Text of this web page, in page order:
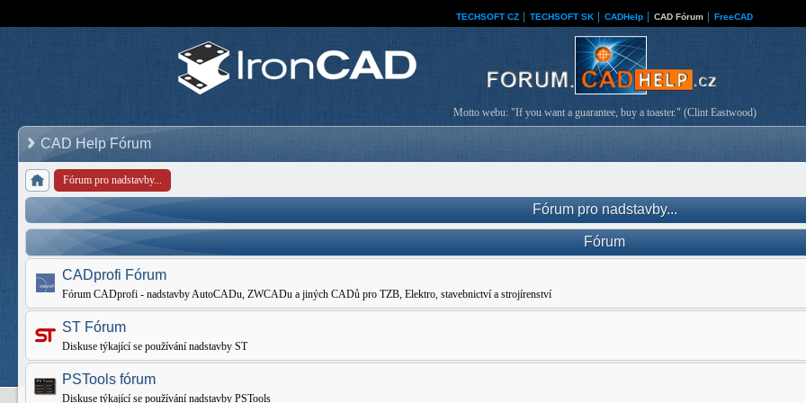
TECHSOFT CZ TECHSOFT SK CADHelp CAD Fórum FreeCAD
Motto webu: "If you want a guarantee, buy a toaster." (Clint Eastwood)
CAD Help Fórum
Fórum pro nadstavby...
Fórum pro nadstavby...
Fórum
CADprofi Fórum
Fórum CADprofi - nadstavby AutoCADu, ZWCADu a jiných CADů pro TZB, Elektro, stavebnictví a strojírenství
ST Fórum
Diskuse týkající se používání nadstavby ST
PSTools fórum
Diskuse týkající se používání nadstavby PSTools